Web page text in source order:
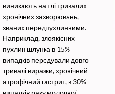
виникають на тлі тривалих
хронічних захворювань,
званих передпухлинними.
Наприклад, злоякісних
пухлин шлунка в 15%
випадків передували довго
тривалі виразки, хронічний
атрофічний гастрит, в 30%
випадків раку молочної